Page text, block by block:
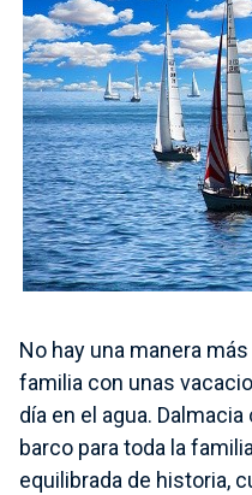
No hay una manera
familia con unas
día en el agua.
barco para toda la
equilibrada de historia,